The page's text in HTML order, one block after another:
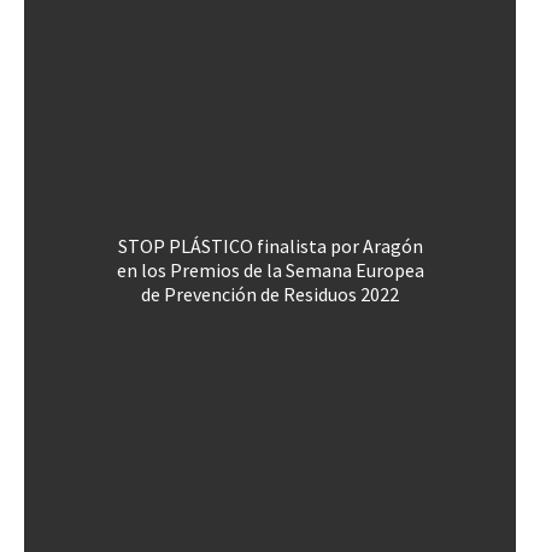
STOP PLÁSTICO finalista por Aragón
en los Premios de la Semana Europea
de Prevención de Residuos 2022